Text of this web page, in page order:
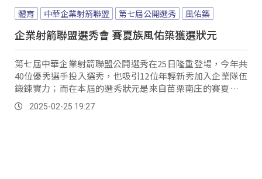
體育 中華企業射箭聯盟 第七屆公開選秀 風佑築
企業射箭聯盟選秀會 賽夏族風佑築獲選狀元
第七屆中華企業射箭聯盟公開選秀在25日隆重登場，今年共
40位優秀選手投入選秀，也吸引12位年輕新秀加入企業隊伍
鍛鍊實力；而在本屆的選秀狀元是來自苗栗南庄的賽夏族人
風佑築拿下，不僅在2024亞洲青年錦標賽U21女子團體金
牌，更是在上周2025亞洲盃射箭賽曼谷站奪下銀牌的年輕小
2025-02-25 19:27